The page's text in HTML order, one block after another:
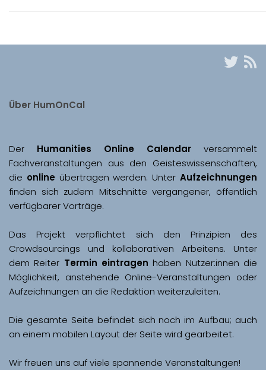
Über HumOnCal
Der Humanities Online Calendar versammelt
Fachveranstaltungen aus den Geisteswissenschaften,
die online übertragen werden. Unter Aufzeichnungen
finden sich zudem Mitschnitte vergangener, öffentlich
Das Projekt verpflichtet sich den Prinzipien des
Crowdsourcings und kollaborativen Arbeitens. Unter
dem Reiter Termin eintragen haben Nutzer:innen die
Möglichkeit, anstehende Online-Veranstaltungen oder
Aufzeichnungen an die Redaktion weiterzuleiten.
Die gesamte Seite befindet sich noch im Aufbau; auch
Wir freuen uns auf viele spannende Veranstaltungen!